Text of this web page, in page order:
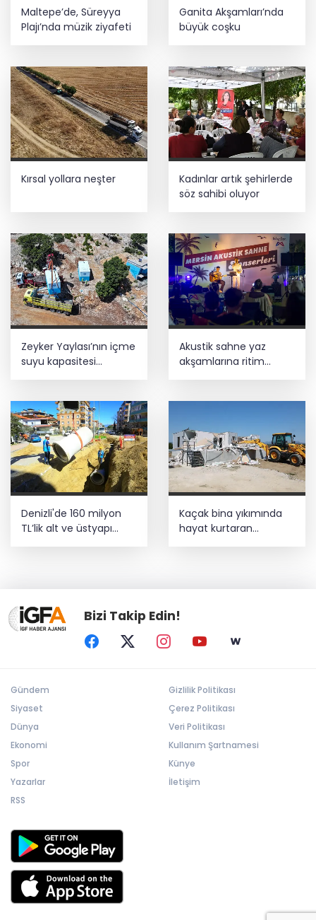
Maltepe’de, Süreyya
Plajı’nda müzik ziyafeti
Ganita Akşamları’nda
büyük coşku
Kırsal yollara neşter
Kadınlar artık şehirlerde
söz sahibi oluyor
Zeyker Yaylası’nın içme
suyu kapasitesi
Akustik sahne yaz
akşamlarına ritim
Denizli'de 160 milyon
TL’lik alt ve üstyapı
yatırımı
Kaçak bina yıkımında
hayat kurtaran
müdahale
Bizi Takip Edin!
Gündem
Siyaset
Dünya
Ekonomi
Spor
Yazarlar
RSS
Gizlilik Politikası
Çerez Politikası
Veri Politikası
Kullanım Şartnamesi
Künye
İletişim